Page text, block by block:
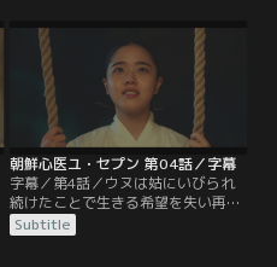
一命をとりとめたウヌだったが、翌
日姿を消してしまう。ジハンは治療
費と宿代の代わりにケス医院で患者
を診るように迫り、セヨプは仕方な
く医院で働いて代金を返すことに。
朝鮮心医ユ・セプン 第04話／字幕
字幕／第4話／ウヌは姑にいびられ
続けたことで生きる希望を失い再び
自殺を図るが、セヨプが救う機会を
くれと言い助ける。セヨプはひょん
Subtitle